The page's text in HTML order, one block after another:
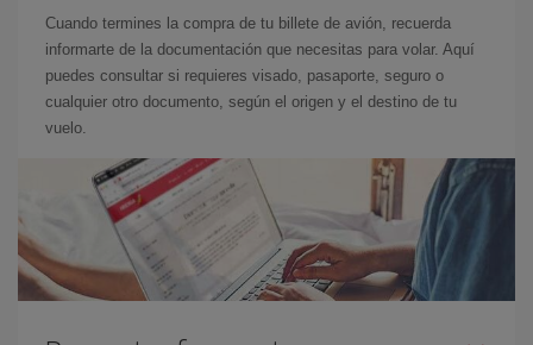
Cuando termines la compra de tu billete de avión, recuerda
informarte de la documentación que necesitas para volar. Aquí
puedes consultar si requieres visado, pasaporte, seguro o
cualquier otro documento, según el origen y el destino de tu
vuelo.